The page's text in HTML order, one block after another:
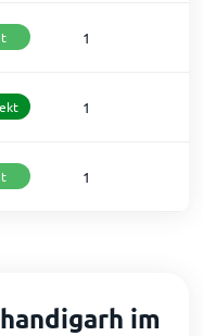
1
1
1
im